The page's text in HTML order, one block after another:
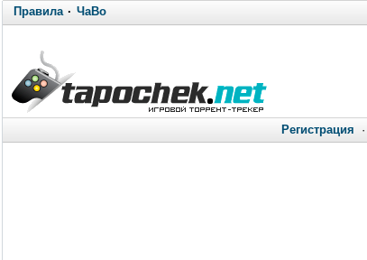
Правила· ЧаВо
Регистрация ·